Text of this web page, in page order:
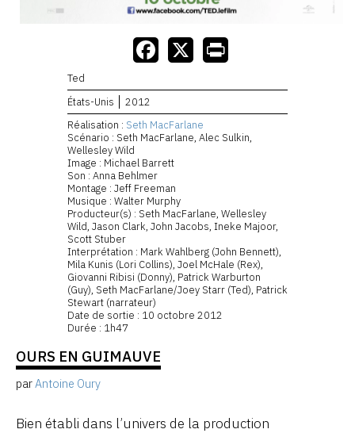
Ted
États-Unis
2012
Réalisation : Seth MacFarlane
Scénario : Seth MacFarlane, Alec Sulkin,
Wellesley Wild
Image : Michael Barrett
Son : Anna Behlmer
Montage : Jeff Freeman
Musique : Walter Murphy
Producteur(s) : Seth MacFarlane, Wellesley
Wild, Jason Clark, John Jacobs, Ineke Majoor,
Scott Stuber
Interprétation : Mark Wahlberg (John Bennett),
Mila Kunis (Lori Collins), Joel McHale (Rex),
Giovanni Ribisi (Donny), Patrick Warburton
(Guy), Seth MacFarlane/Joey Starr (Ted), Patrick
Stewart (narrateur)
Date de sortie : 10 octobre 2012
Durée : 1h47
OURS EN GUIMAUVE
parAntoine Oury
Bien établi dans l’univers de la production